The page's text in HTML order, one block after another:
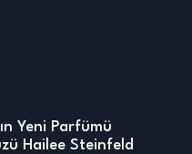
Yeni Parfümü
Hailee Steinfeld